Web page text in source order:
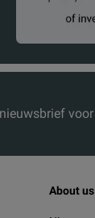
About us